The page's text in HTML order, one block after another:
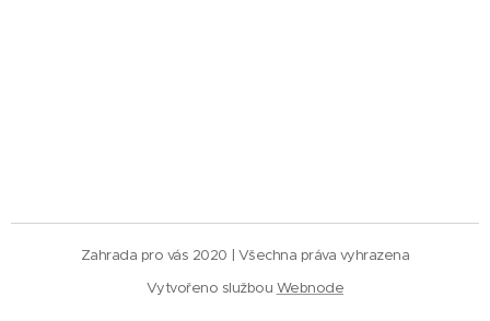
Zahrada pro vás 2020 | Všechna práva vyhrazena
Vytvořeno službou Webnode